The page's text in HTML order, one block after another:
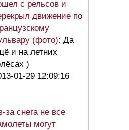
с рельсов и
движение по
(фото): Да
и на летних
)
01-29 12:09:16
за снега не все
могут